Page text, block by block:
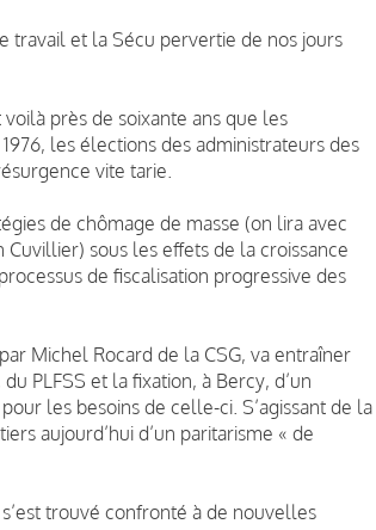
travail et la Sécu pervertie de nos jours
près de soixante ans que les
les élections des administrateurs des
vite tarie.
de chômage de masse (on lira avec
sous les effets de la croissance
de fiscalisation progressive des
Michel Rocard de la CSG, va entraîner
PLFSS et la fixation, à Bercy, d’un
les besoins de celle-ci. S’agissant de la
aujourd’hui d’un paritarisme « de
trouvé confronté à de nouvelles